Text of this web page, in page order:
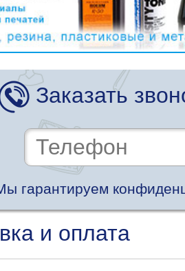
Заказать
гарантируем
и оплата